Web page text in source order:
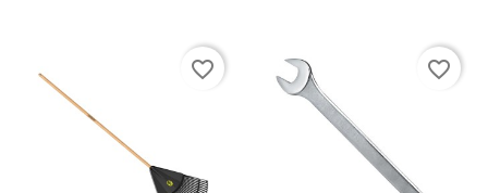
favorite_border favorite_border